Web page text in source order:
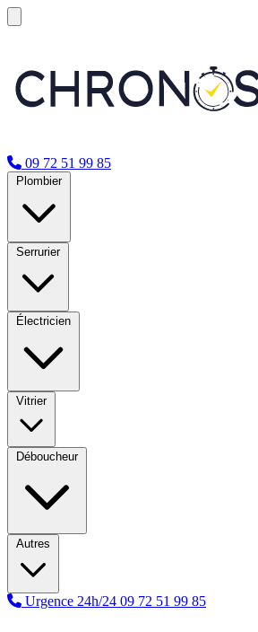
09 72 51 99 85
Plombier
Serrurier
Électricien
Vitrier
Déboucheur
Autres
Urgence 24h/24 09 72 51 99 85